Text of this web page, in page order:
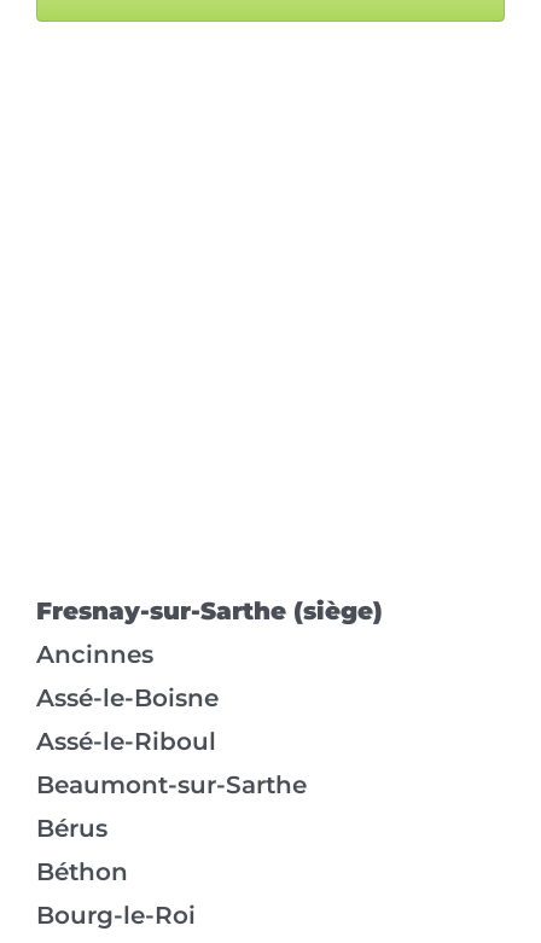
Fresnay-sur-Sarthe (siège)
Ancinnes
Assé-le-Boisne
Assé-le-Riboul
Beaumont-sur-Sarthe
Bérus
Béthon
Bourg-le-Roi